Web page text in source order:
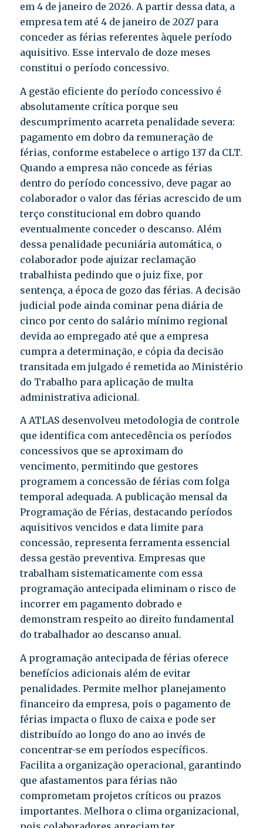
em 4 de janeiro de 2026. A partir dessa data, a
empresa tem até 4 de janeiro de 2027 para
conceder as férias referentes àquele período
aquisitivo. Esse intervalo de doze meses
constitui o período concessivo.
A gestão eficiente do período concessivo é
absolutamente crítica porque seu
descumprimento acarreta penalidade severa:
pagamento em dobro da remuneração de
férias, conforme estabelece o artigo 137 da CLT.
Quando a empresa não concede as férias
dentro do período concessivo, deve pagar ao
colaborador o valor das férias acrescido de um
terço constitucional em dobro quando
eventualmente conceder o descanso. Além
dessa penalidade pecuniária automática, o
colaborador pode ajuizar reclamação
trabalhista pedindo que o juiz fixe, por
sentença, a época de gozo das férias. A decisão
judicial pode ainda cominar pena diária de
cinco por cento do salário mínimo regional
devida ao empregado até que a empresa
cumpra a determinação, e cópia da decisão
transitada em julgado é remetida ao Ministério
do Trabalho para aplicação de multa
administrativa adicional.
A ATLAS desenvolveu metodologia de controle
que identifica com antecedência os períodos
concessivos que se aproximam do
vencimento, permitindo que gestores
programem a concessão de férias com folga
temporal adequada. A publicação mensal da
Programação de Férias, destacando períodos
aquisitivos vencidos e data limite para
concessão, representa ferramenta essencial
dessa gestão preventiva. Empresas que
trabalham sistematicamente com essa
programação antecipada eliminam o risco de
incorrer em pagamento dobrado e
demonstram respeito ao direito fundamental
do trabalhador ao descanso anual.
A programação antecipada de férias oferece
benefícios adicionais além de evitar
penalidades. Permite melhor planejamento
financeiro da empresa, pois o pagamento de
férias impacta o fluxo de caixa e pode ser
distribuído ao longo do ano ao invés de
concentrar-se em períodos específicos.
Facilita a organização operacional, garantindo
que afastamentos para férias não
comprometam projetos críticos ou prazos
importantes. Melhora o clima organizacional,